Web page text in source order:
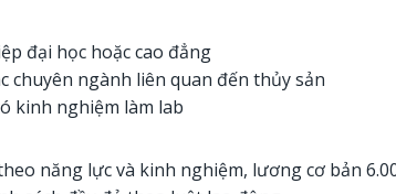
đại học hoặc cao đẳng
chuyên ngành liên quan đến thủy sản
kinh nghiệm làm lab
năng lực và kinh nghiệm, lương cơ bản